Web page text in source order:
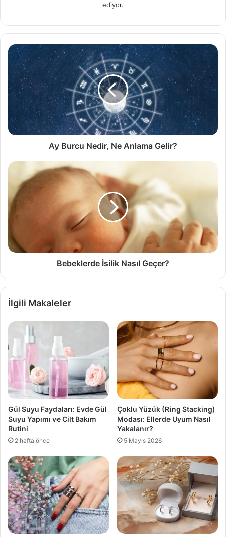
ediyor.
Ay
Burcu
Nedir,
Ne
Anlama
Gelir?
Ay Burcu Nedir, Ne Anlama Gelir?
Bebeklerde
Nasıl
Geçer?
Bebeklerde İsilik Nasıl Geçer?
İlgili Makaleler
Gül Suyu Faydaları: Evde Gül
Suyu Yapımı ve Cilt Bakım
Rutini
2 hafta önce
Çoklu Yüzük (Ring Stacking)
Modası: Ellerde Uyum Nasıl
Yakalanır?
5 Mayıs 2026